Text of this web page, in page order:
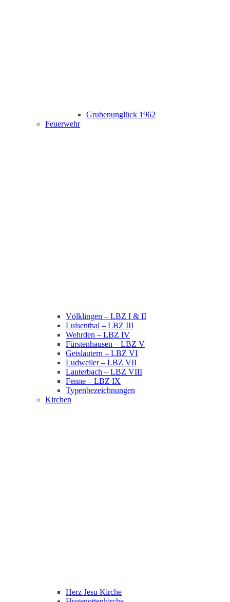
Grubenunglück 1962
Feuerwehr
Völklingen – LBZ I & II
Luisenthal – LBZ III
Wehrden – LBZ IV
Fürstenhausen – LBZ V
Geislautern – LBZ VI
Ludweiler – LBZ VII
Lauterbach – LBZ VIII
Fenne – LBZ IX
Typenbezeichnungen
Kirchen
Herz Jesu Kirche